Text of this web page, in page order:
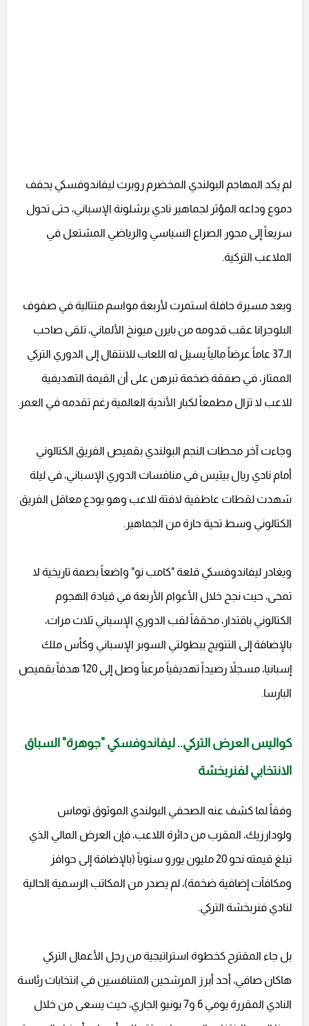
لم يكد المهاجم البولندي المخضرم روبرت ليفاندوفسكي يجفف
دموع وداعه المؤثر لجماهير نادي برشلونة الإسباني، حتى تحول
سريعاً إلى محور الصراع السياسي والرياضي المشتعل في
الملاعب التركية.
وبعد مسيرة حافلة استمرت لأربعة مواسم متتالية في صفوف
البلوجرانا عقب قدومه من بايرن ميونخ الألماني، تلقى صاحب
الـ37 عاماً عرضاً مالياً يسيل له اللعاب للانتقال إلى الدوري التركي
الممتاز، في صفقة ضخمة تبرهن على أن القيمة التهديفية
للاعب لا تزال مطمعاً لكبار الأندية العالمية رغم تقدمه في العمر.
وجاءت آخر محطات النجم البولندي بقميص الفريق الكتالوني
أمام نادي ريال بيتيس في منافسات الدوري الإسباني، في ليلة
شهدت لقطات عاطفية لافتة للاعب وهو يودع معاقل الفريق
الكتالوني وسط تحية حارة من الجماهير.
ويغادر ليفاندوفسكي قلعة "كامب نو" واضعاً بصمة تاريخية لا
تمحى، حيث نجح خلال الأعوام الأربعة في قيادة الهجوم
الكتالوني باقتدار، محققاً لقب الدوري الإسباني ثلاث مرات،
بالإضافة إلى التتويج ببطولتي السوبر الإسباني وكأس ملك
إسبانيا، مسجلاً رصيداً تهديفياً مرعباً وصل إلى 120 هدفاً بقميص
البارسا.
كواليس العرض التركي.. ليفاندوفسكي "جوهرة" السباق
الانتخابي لفنربخشة
وفقاً لما كشف عنه الصحفي البولندي الموثوق توماس
ولودارزيك، المقرب من دائرة اللاعب، فإن العرض المالي الذي
تبلغ قيمته نحو 20 مليون يورو سنوياً (بالإضافة إلى حوافز
ومكافآت إضافية ضخمة)، لم يصدر من المكاتب الرسمية الحالية
لنادي فنربخشة التركي.
بل جاء المقترح كخطوة استراتيجية من رجل الأعمال التركي
هاكان صافي، أحد أبرز المرشحين المتنافسين في انتخابات رئاسة
النادي المقررة يومي 6 و7 يونيو الجاري، حيث يسعى من خلال